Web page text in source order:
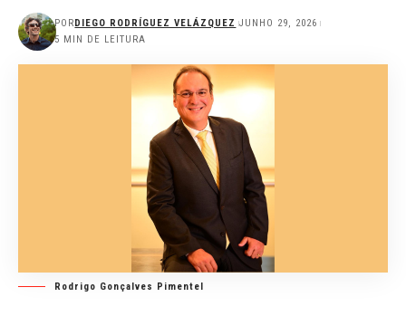
PORDIEGO RODRÍGUEZ VELÁZQUEZ JUNHO 29, 2026
5 MIN DE LEITURA
Rodrigo Gonçalves Pimentel